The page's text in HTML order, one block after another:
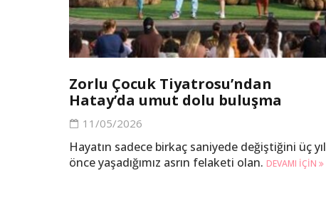
Zorlu Çocuk Tiyatrosu’ndan
Hatay’da umut dolu buluşma
11/05/2026
Hayatın sadece birkaç saniyede değiştiğini üç yıl
önce yaşadığımız asrın felaketi olan. DEVAMI IÇIN